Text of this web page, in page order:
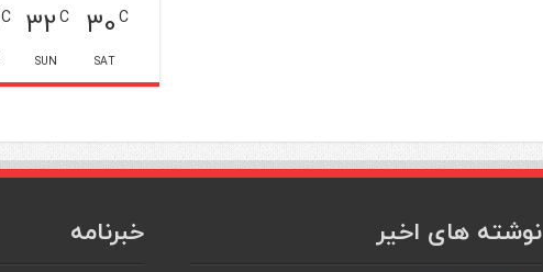
30C
SAT
32C
SUN
C
نوشته های اخیر خبرنامه